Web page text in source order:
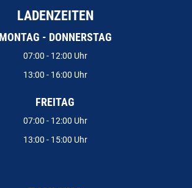
LADENZEITEN
MONTAG - DONNERSTAG
07:00 - 12:00 Uhr
13:00 - 16:00 Uhr
FREITAG
07:00 - 12:00 Uhr
13:00 - 15:00 Uhr